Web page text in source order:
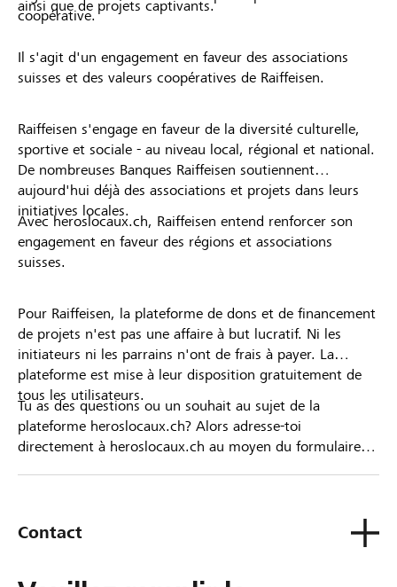
coopérative.
ainsi que de projets captivants.
Il s'agit d'un engagement en faveur des associations
suisses et des valeurs coopératives de Raiffeisen.
Raiffeisen s'engage en faveur de la diversité culturelle,
sportive et sociale - au niveau local, régional et national.
De nombreuses Banques Raiffeisen soutiennent
aujourd'hui déjà des associations et projets dans leurs
initiatives locales.
Avec heroslocaux.ch, Raiffeisen entend renforcer son
engagement en faveur des régions et associations
suisses.
Pour Raiffeisen, la plateforme de dons et de financement
de projets n'est pas une affaire à but lucratif. Ni les
initiateurs ni les parrains n'ont de frais à payer. La
plateforme est mise à leur disposition gratuitement de
tous les utilisateurs.
Tu as des questions ou un souhait au sujet de la
plateforme heroslocaux.ch? Alors adresse-toi
directement à heroslocaux.ch au moyen du formulaire
Contact